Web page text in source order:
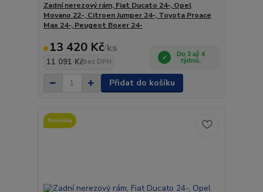
Zadní nerezový rám, Fiat Ducato 24-, Opel
Movano 22-, Citroen Jumper 24-, Toyota Proace
Max 24-, Peugeot Boxer 24-
13 420 Kč/ks
11 091 Kčbez DPH
Do 3 až 4
týdnů.
Přidat do košíku
Novinka